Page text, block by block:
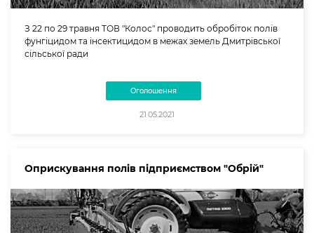
З 22 по 29 травня ТОВ "Колос" проводить обробіток полів
фунгіцидом та інсектицидом в межах земель Дмитрівської
сільської ради
Оголошення
21.05.2021
Оприскування полів підприємством "Обрій"